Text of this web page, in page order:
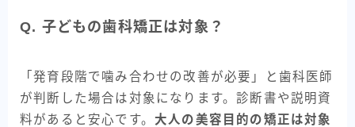
Q. 子どもの歯科矯正は対象？
「発育段階で噛み合わせの改善が必要」と歯科医師
が判断した場合は対象になります。診断書や説明資
料があると安心です。 大人の美容目的の矯正は対象